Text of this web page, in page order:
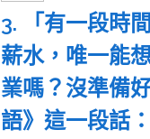
3. 「有一段時
薪水，唯一能
業嗎？沒準備
語》這一段話